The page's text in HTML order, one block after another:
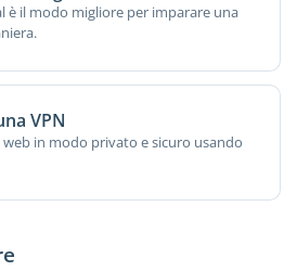
è il modo migliore per imparare una
VPN
web in modo privato e sicuro usando